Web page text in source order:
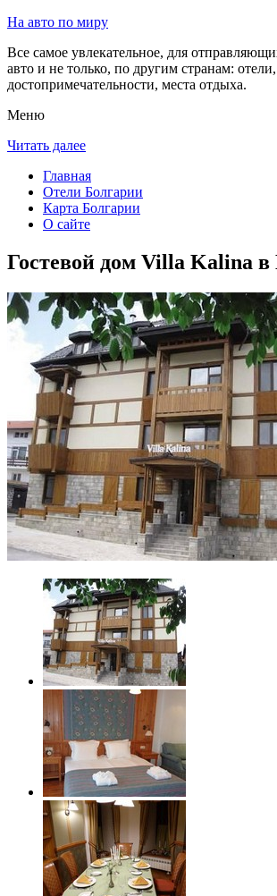
На авто по миру
Все самое увлекательное, для
авто и не только, по другим странам: отели,
достопримечательности, места отдыха.
Меню
Читать далее
Главная
Отели Болгарии
Карта Болгарии
О сайте
Гостевой дом Villa Kalina в